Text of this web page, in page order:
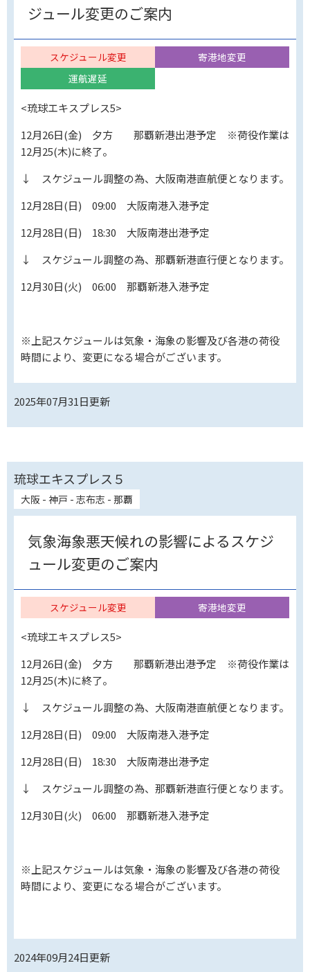
ジュール変更のご案内
スケジュール変更
寄港地変更
運航遅延
<琉球エキスプレス5>
12月26日(金) 夕方 那覇新港出港予定 ※荷役作業は
12月25(木)に終了。
↓ スケジュール調整の為、大阪南港直航便となります。
12月28日(日) 09:00 大阪南港入港予定
12月28日(日) 18:30 大阪南港出港予定
↓ スケジュール調整の為、那覇新港直行便となります。
12月30日(火) 06:00 那覇新港入港予定
※上記スケジュールは気象・海象の影響及び各港の荷役
時間により、変更になる場合がございます。
2025年07月31日更新
琉球エキスプレス５
大阪 - 神戸 - 志布志 - 那覇
気象海象悪天候れの影響によるスケジ
ュール変更のご案内
スケジュール変更 寄港地変更
<琉球エキスプレス5>
12月26日(金) 夕方 那覇新港出港予定 ※荷役作業は
12月25(木)に終了。
↓ スケジュール調整の為、大阪南港直航便となります。
12月28日(日) 09:00 大阪南港入港予定
12月28日(日) 18:30 大阪南港出港予定
↓ スケジュール調整の為、那覇新港直行便となります。
12月30日(火) 06:00 那覇新港入港予定
※上記スケジュールは気象・海象の影響及び各港の荷役
時間により、変更になる場合がございます。
2024年09月24日更新